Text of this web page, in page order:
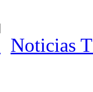
Noticias